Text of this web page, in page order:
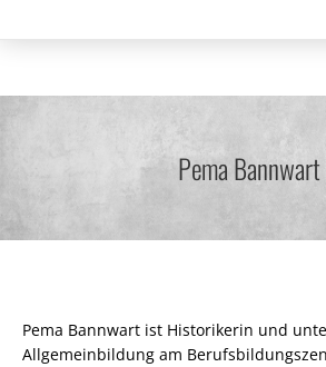
Pema Bannwart
Pema Bannwart ist Historikerin und
Allgemeinbildung am